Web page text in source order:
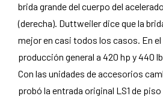
brida grande del cuerpo del
(derecha). Duttweiler dice que la
mejor en casi todos los casos. En el
producción general a 420 hp y 440
Con las unidades de accesorios
probó la entrada original LS1 de